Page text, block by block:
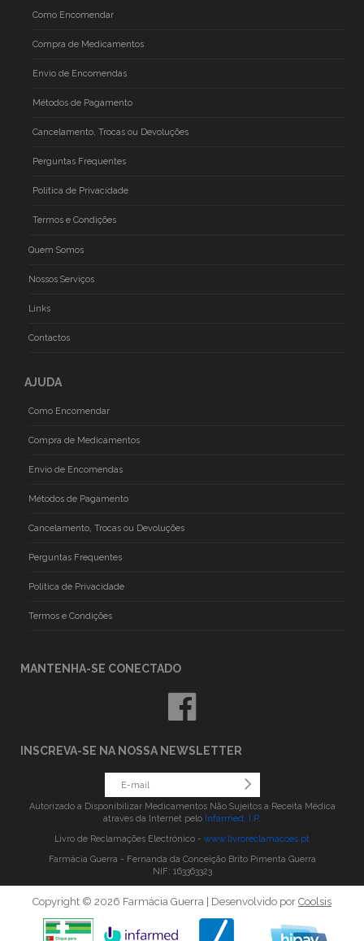
Como Encomendar
Compra de Medicamentos
Envio de Encomendas
Métodos de Pagamento
Cancelamento, Trocas ou Devoluções
Perguntas Frequentes
Politica de Privacidade
Termos e Condições
Quem Somos
Nossos Serviços
Links
Contactos
AJUDA
Como Encomendar
Compra de Medicamentos
Envio de Encomendas
Métodos de Pagamento
Cancelamento, Trocas ou Devoluções
Perguntas Frequentes
Politica de Privacidade
Termos e Condições
MANTENHA-SE CONECTADO
INSCREVA-SE NA NOSSA NEWSLETTER
Autorizado a Disponibilizar Medicamentos Não Sujeitos a Receita Médica
atraves da Internet pelo Infarmed, I.P.
Livro de Reclamações Electrónico - www.livroreclamacoes.pt
Farmácia Guerra - Fernanda da Conceição Brito Pimenta Guerra
NIF: 163363323
Copyright © 2026 Farmácia Guerra | Desenvolvido por Coolsis